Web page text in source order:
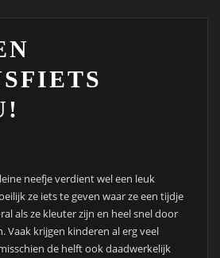
neefje verdient wel een leuk
ze iets te geven waar ze een tijdje
als ze kleuter zijn en heel snel door
Vaak krijgen kinderen al erg veel
de helft ook daadwerkelijk